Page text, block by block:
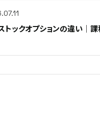
トックオプションの違い｜